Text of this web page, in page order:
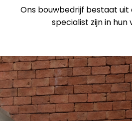
Ons bouwbedrijf bestaat uit
specialist zijn in hun